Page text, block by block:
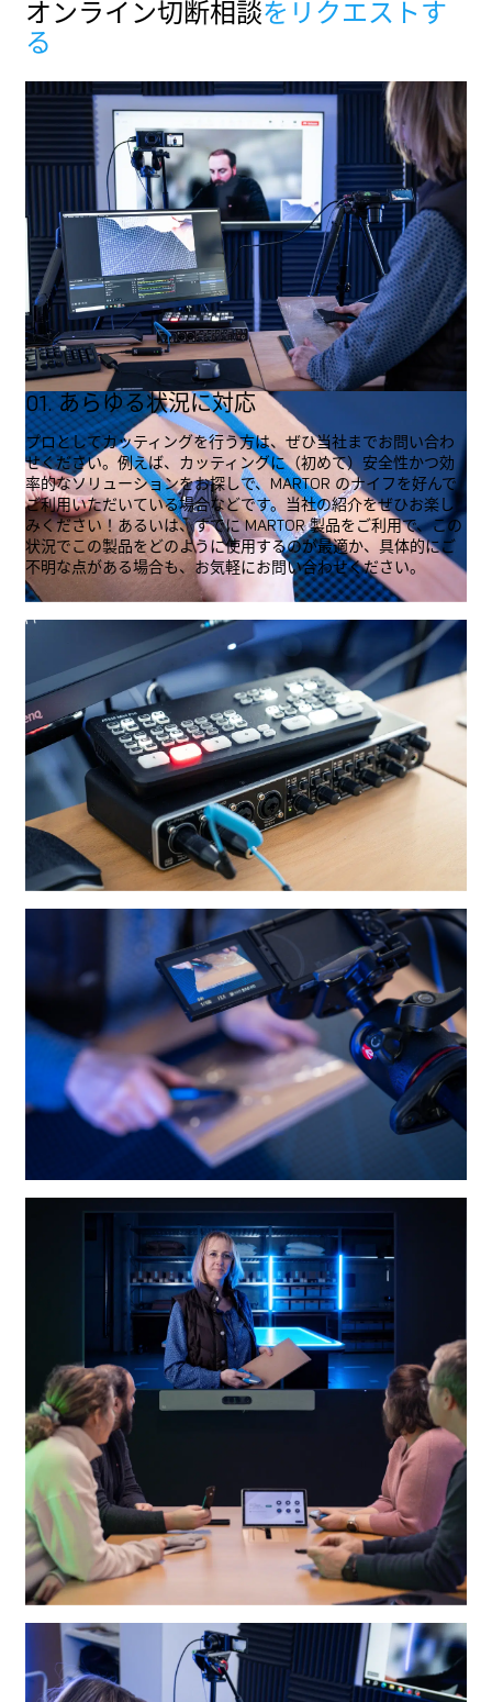
オンライン切断相談をリクエストす
る
01. あらゆる状況に対応
プロとしてカッティングを行う方は、ぜひ当社までお問い合わ
せください。例えば、カッティングに（初めて）安全性かつ効
率的なソリューションをお探しで、MARTOR のナイフを好んで
ご利用いただいている場合などです。当社の紹介をぜひお楽し
みください！あるいは、すでに MARTOR 製品をご利用で、この
状況でこの製品をどのように使用するのが最適か、具体的にご
不明な点がある場合も、お気軽にお問い合わせください。
オンライン裁断相談の印象